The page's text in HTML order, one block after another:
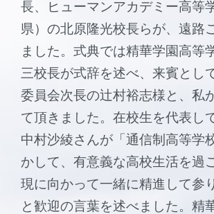
長、ヒューマンアカデミー高等
県）の北原隆光校長らが、遠路
ました。式典では精華学園高等
三校長が式辞を述べ、来賓とし
委員会次長の辻村裕志様と、私
て頂きました。在校生を代表し
中村沙綾さんが「通信制高等学
かして、有意義な高校生活を過
現に向かって一緒に精進して参
と歓迎の言葉を述べました。精